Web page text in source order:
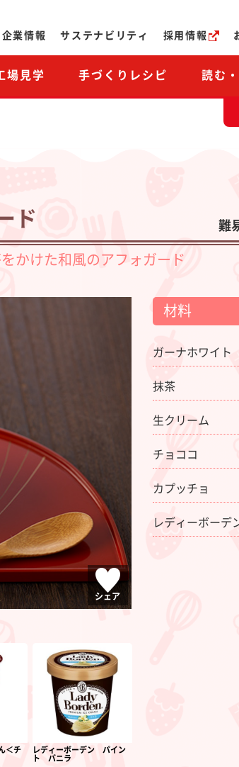
企業情報 サステナビリティ 採用情報
場見学 手づくりレシピ 読む
ド 難
かけた和風のアフォガード
シェア
＜チ
レディーボーデン パイン
ト バニラ
材料
ガーナホワイト
抹茶
生クリーム
チョココ
カプッチョ
レディーボーデ